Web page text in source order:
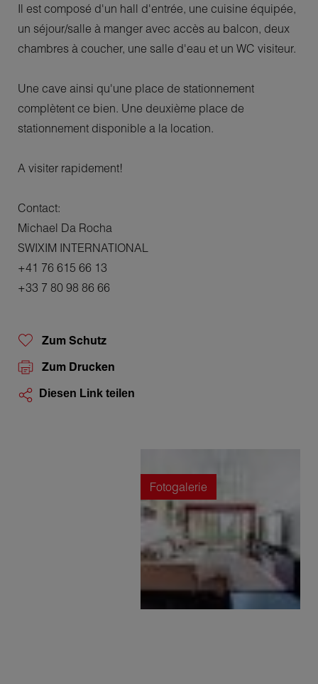
Il est composé d'un hall d'entrée, une cuisine équipée,
un séjour/salle à manger avec accès au balcon, deux
chambres à coucher, une salle d'eau et un WC visiteur.
Une cave ainsi qu'une place de stationnement
complètent ce bien. Une deuxième place de
stationnement disponible a la location.
A visiter rapidement!
Contact:
Michael Da Rocha
SWIXIM INTERNATIONAL
+41 76 615 66 13
+33 7 80 98 86 66
Zum Schutz
Zum Drucken
Diesen Link teilen
Fotogalerie